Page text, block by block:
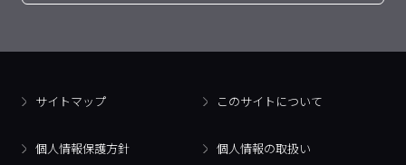
サイトマップ このサイトについて
個人情報保護方針 個人情報の取扱い